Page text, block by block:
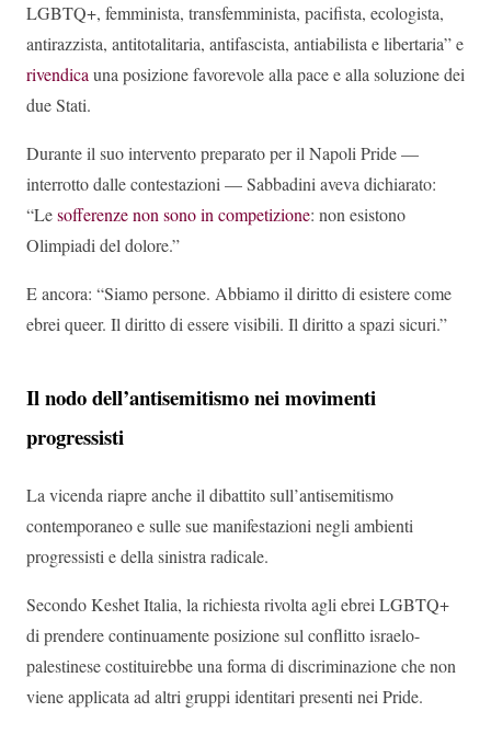
LGBTQ+, femminista, transfemminista, pacifista, ecologista,
antirazzista, antitotalitaria, antifascista, antiabilista e libertaria” e
rivendicauna posizione favorevole alla pace e alla soluzione dei
due Stati.
Durante il suo intervento preparato per il Napoli Pride —
interrotto dalle contestazioni — Sabbadini aveva dichiarato:
“Lesofferenze non sono in competizione: non esistono
Olimpiadi del dolore.”
E ancora: “Siamo persone. Abbiamo il diritto di esistere come
ebrei queer. Il diritto di essere visibili. Il diritto a spazi sicuri.”
Il nodo dell’antisemitismo nei movimenti
progressisti
La vicenda riapre anche il dibattito sull’antisemitismo
contemporaneo e sulle sue manifestazioni negli ambienti
progressisti e della sinistra radicale.
Secondo Keshet Italia, la richiesta rivolta agli ebrei LGBTQ+
di prendere continuamente posizione sul conflitto israelo-
palestinese costituirebbe una forma di discriminazione che non
viene applicata ad altri gruppi identitari presenti nei Pride.